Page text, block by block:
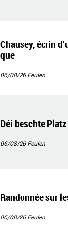
Chausey, écrin
que
06/08/26Feulen
Déi beschte Platz
06/08/26Feulen
Randonnée sur
06/08/26Feulen